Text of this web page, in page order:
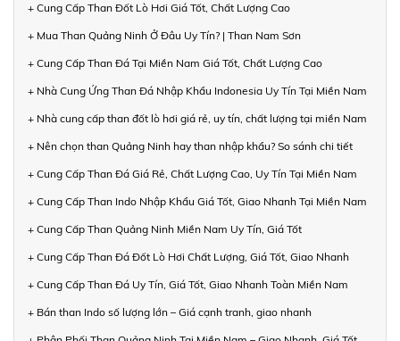
+ Cung Cấp Than Đốt Lò Hơi Giá Tốt, Chất Lượng Cao
+ Mua Than Quảng Ninh Ở Đâu Uy Tín? | Than Nam Sơn
+ Cung Cấp Than Đá Tại Miền Nam Giá Tốt, Chất Lượng Cao
+ Nhà Cung Ứng Than Đá Nhập Khẩu Indonesia Uy Tín Tại Miền Nam
+ Nhà cung cấp than đốt lò hơi giá rẻ, uy tín, chất lượng tại miền Nam
+ Nên chọn than Quảng Ninh hay than nhập khẩu? So sánh chi tiết
+ Cung Cấp Than Đá Giá Rẻ, Chất Lượng Cao, Uy Tín Tại Miền Nam
+ Cung Cấp Than Indo Nhập Khẩu Giá Tốt, Giao Nhanh Tại Miền Nam
+ Cung Cấp Than Quảng Ninh Miền Nam Uy Tín, Giá Tốt
+ Cung Cấp Than Đá Đốt Lò Hơi Chất Lượng, Giá Tốt, Giao Nhanh
+ Cung Cấp Than Đá Uy Tín, Giá Tốt, Giao Nhanh Toàn Miền Nam
+ Bán than Indo số lượng lớn – Giá cạnh tranh, giao nhanh